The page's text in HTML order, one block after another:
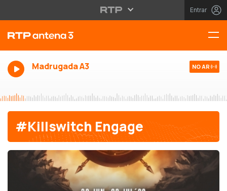
Entrar
Madrugada A3 NO AR
#Killswitch Engage